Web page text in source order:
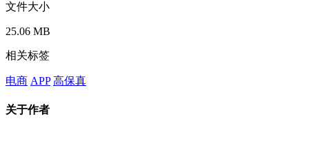
文件大小
25.06 MB
相关标签
电商 APP 高保真
关于作者